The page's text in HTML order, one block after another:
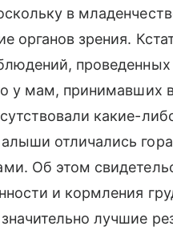
в
органов зрения.
у мам, принимавших
какие-
отличались
Об этом
и кормления
лучшие